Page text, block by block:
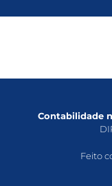
Contabilidade
Feito